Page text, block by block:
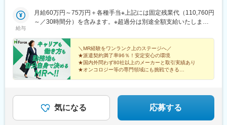
知・岐阜・三重・静岡（6）北陸：富山・石川・福井（7）近畿：
大阪・京都・滋賀・奈良・和歌山・兵庫（8）中国：岡山・広島・
州：福岡・大分・宮崎・鹿児島・熊本・佐賀・長崎・沖縄※勤務地
限定～全国転勤（規定あり）の選択可能※配属エリアは希望に応じ
ます。希望範囲外への転勤はありません。※変更の範囲：会社の定
める事業所（リモートワーク含む）
給与
月給60万円～75万円＋各種手当※上記には固定残業代（110,760円
～／30時間分）を含みます。※超過分は別途全額支給いたしま
歳（入社4年） 920万円／45歳（入社6年） ※諸手当含む
＼MR経験をワンランク上のステージへ／
★派遣契約満了率96％！安定安心の環境
★国内外問わず80社以上のメーカーと取引実績あり
★オンコロジー等の専門領域にも挑戦できる
気になる 応募する